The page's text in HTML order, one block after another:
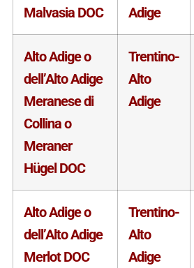
Malvasia DOC
Adige
Alto Adige o
dell’Alto Adige
Meranese di
Collina o
Meraner
Hügel DOC
Trentino-
Alto
Adige
Alto Adige o
dell’Alto Adige
Merlot DOC
Trentino-
Alto
Adige